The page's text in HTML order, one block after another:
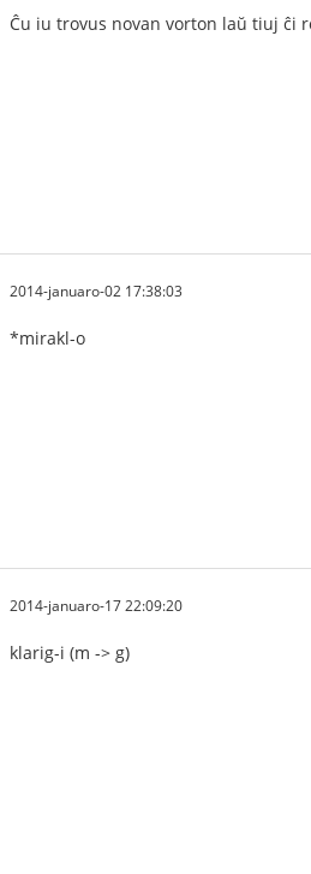
Ĉu iu trovus novan vorton laŭ tiuj ĉi
2014-januaro-02 17:38:03
*mirakl-o
2014-januaro-17 22:09:20
klarig-i (m -> g)